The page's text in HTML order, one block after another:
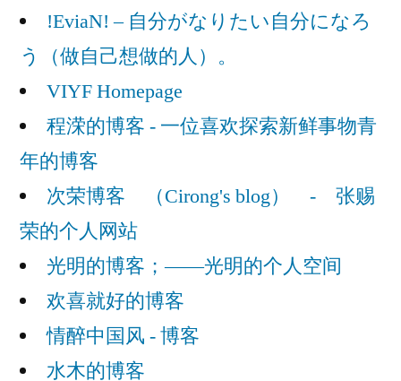
!EviaN! – 自分がなりたい自分になろ
う（做自己想做的人）。
VIYF Homepage
程溁的博客 - 一位喜欢探索新鲜事物青
年的博客
次荣博客 （Cirong's blog） - 张赐
荣的个人网站
光明的博客；——光明的个人空间
欢喜就好的博客
情醉中国风 - 博客
水木的博客